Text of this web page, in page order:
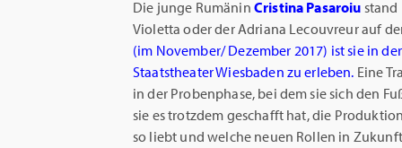
Die junge Rumänin Cristina Pasaroiu stand
Violetta oder der Adriana Lecouvreur auf
(im November/ Dezember 2017) ist sie in
Staatstheater Wiesbaden zu erleben. Eine
in der Probenphase, bei dem sie sich den
sie es trotzdem geschafft hat, die
so liebt und welche neuen Rollen in